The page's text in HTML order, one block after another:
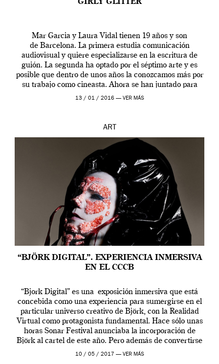
GIRLY GLITTER
Mar Garcia y Laura Vidal tienen 19 años y son
de Barcelona. La primera estudia comunicación
audiovisual y quiere especializarse en la escritura de
guión. La segunda ha optado por el séptimo arte y es
posible que dentro de unos años la conozcamos más por
su trabajo como cineasta. Ahora se han juntado para
contarnos una […]
13 / 01 / 2016 — VER MÁS
ART
“BJÖRK DIGITAL”. EXPERIENCIA INMERSIVA
EN EL CCCB
“Bjork Digital” es una exposición inmersiva que está
concebida como una experiencia para sumergirse en el
particular universo creativo de Björk, con la Realidad
Virtual como protagonista fundamental. Hace sólo unas
horas Sonar Festival anunciaba la incorporación de
Björk al cartel de este año. Pero además de convertirse
en una de las actuaciones más relevantes […]
10 / 05 / 2017 — VER MÁS